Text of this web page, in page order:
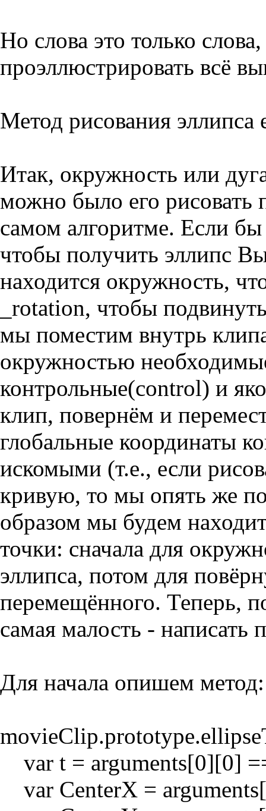
Но слова это только
проэллюстрировать всё
Метод рисования эллипса
Итак, окружность или
можно было его рисовать
самом алгоритме. Если
чтобы получить эллипс
находится окружность,
_rotation, чтобы
мы поместим внутрь
окружностью
контрольные(control) и
клип, повернём и
глобальные координаты
искомыми (т.е., если
кривую, то мы опять же
образом мы будем
точки: сначала для
эллипса, потом для
перемещённого. Теперь,
самая малость -
Для начала опишем метод:
var t = arguments[0][0]
var CenterX =